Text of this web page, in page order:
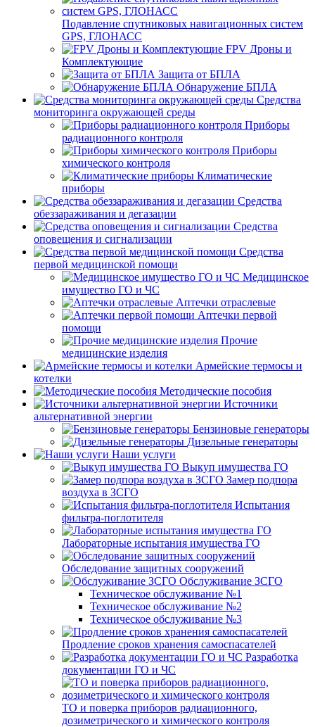
Подавление спутниковых навигационных систем
GPS, ГЛОНАСС
FPV Дроны и
Комплектующие
Защита от БПЛА
Обнаружение БПЛА
Средства
мониторинга окружающей среды
Приборы
радиационного контроля
Приборы
химического контроля
Климатические
приборы
Средства
обеззараживания и дегазации
Средства
оповещения и сигнализации
Средства
первой медицинской помощи
Медицинское
имущество ГО и ЧС
Аптечки отраслевые
Аптечки первой
помощи
Прочие
медицинские изделия
Армейские термосы и
котелки
Методические пособия
Источники
альтернативной энергии
Бензиновые генераторы
Дизельные генераторы
Наши услуги
Выкуп имущества ГО
Замер подпора
воздуха в ЗСГО
Испытания
фильтра-поглотителя
Лабораторные испытания имущества ГО
Обследование защитных сооружений
Обслуживание ЗСГО
Техническое обслуживание №1
Техническое обслуживание №2
Техническое обслуживание №3
Продление сроков хранения самоспасателей
Разработка
документации ГО и ЧС
ТО и поверка приборов радиационного,
дозиметрического и химического контроля